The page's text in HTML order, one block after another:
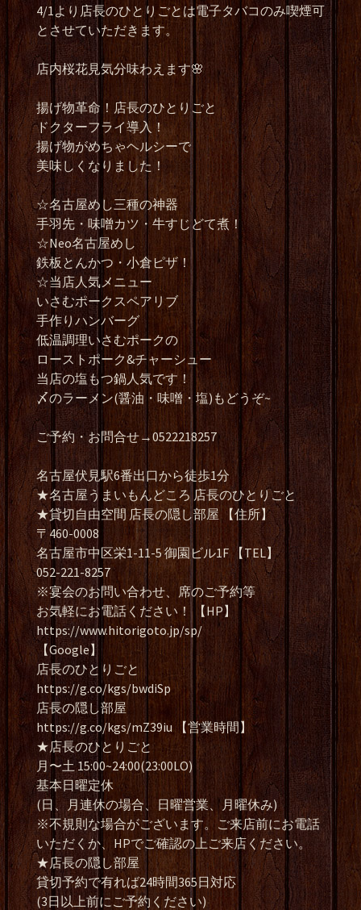
4/1より店長のひとりごとは電子タバコのみ喫煙可
とさせていただきます。
店内桜花見気分味わえます🌸
揚げ物革命！店長のひとりごと
ドクターフライ導入！
揚げ物がめちゃヘルシーで
美味しくなりました！
☆名古屋めし三種の神器
手羽先・味噌カツ・牛すじどて煮！
☆Neo名古屋めし
鉄板とんかつ・小倉ピザ！
☆当店人気メニュー
いさむポークスペアリブ
手作りハンバーグ
低温調理いさむポークの
ローストポーク&チャーシュー
当店の塩もつ鍋人気です！
〆のラーメン(醤油・味噌・塩)もどうぞ~
ご予約・お問合せ→0522218257
名古屋伏見駅6番出口から徒歩1分
★名古屋うまいもんどころ 店長のひとりごと
★貸切自由空間 店長の隠し部屋 【住所】
〒460-0008
名古屋市中区栄1-11-5 御園ビル1F 【TEL】
052-221-8257
※宴会のお問い合わせ、席のご予約等
お気軽にお電話ください！ 【HP】
https://www.hitorigoto.jp/sp/
【Google】
店長のひとりごと
https://g.co/kgs/bwdiSp
店長の隠し部屋
https://g.co/kgs/mZ39iu 【営業時間】
★店長のひとりごと
月〜土 15:00~24:00(23:00LO)
基本日曜定休
(日、月連休の場合、日曜営業、月曜休み)
※不規則な場合がございます。ご来店前にお電話
いただくか、HPでご確認の上ご来店ください。
★店長の隠し部屋
貸切予約で有れば24時間365日対応
(3日以上前にご予約ください)